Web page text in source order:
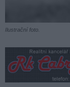
Ilustrační foto.